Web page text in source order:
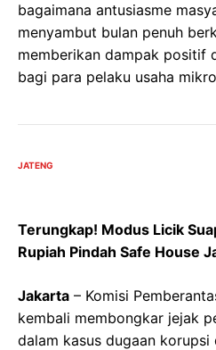
bagaimana antusiasme
menyambut bulan penuh
memberikan dampak positif
bagi para pelaku usaha
JATENG
Terungkap! Modus Licik
Rupiah Pindah Safe House
Jakarta – Komisi
kembali membongkar jejak
dalam kasus dugaan